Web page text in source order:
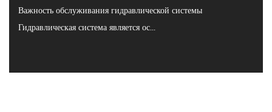
Важность обслуживания гидравлической системы
Гидравлическая система является ос...